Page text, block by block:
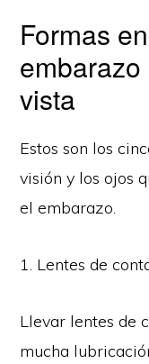
Formas
vista
Estos son los
visión y los ojos
el embarazo.
1. Lentes de
Llevar lentes de
mucha